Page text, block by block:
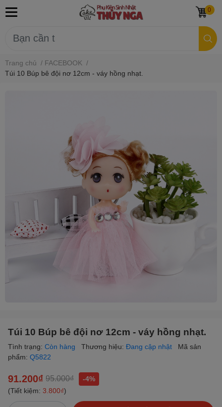
0
Trang chủ / FACEBOOK /
Túi 10 Búp bê đội nơ 12cm - váy hồng nhạt.
Túi 10 Búp bê đội nơ 12cm - váy hồng nhạt.
Tình trạng: Còn hàng Thương hiệu: Đang cập nhật
Mã sản
phẩm: Q5822
91.200₫ 95.000₫
-4%
(Tiết kiệm: 3.800₫)